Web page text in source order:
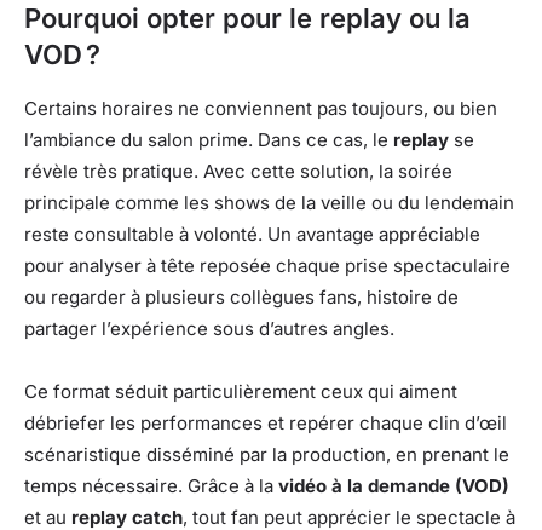
Pourquoi opter pour le replay ou la
VOD ?
Certains horaires ne conviennent pas toujours, ou bien
l’ambiance du salon prime. Dans ce cas, le replay se
révèle très pratique. Avec cette solution, la soirée
principale comme les shows de la veille ou du lendemain
reste consultable à volonté. Un avantage appréciable
pour analyser à tête reposée chaque prise spectaculaire
ou regarder à plusieurs collègues fans, histoire de
partager l’expérience sous d’autres angles.
Ce format séduit particulièrement ceux qui aiment
débriefer les performances et repérer chaque clin d’œil
scénaristique disséminé par la production, en prenant le
temps nécessaire. Grâce à la vidéo à la demande (VOD)
et au replay catch, tout fan peut apprécier le spectacle à